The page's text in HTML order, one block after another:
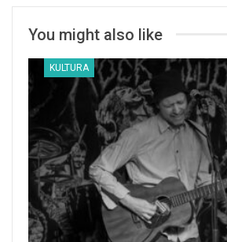
You might also like
KULTURA